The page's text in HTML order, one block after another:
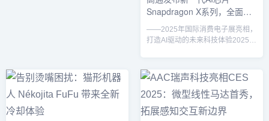
人生活中的得力助手，能够管理日
决策建议，使日常...
Snapdragon X系列，全面赋
能PC、汽车与智能家居
——2025年国际消费电子展亮相，
打造AI驱动的未来科技体验2025年
子展（CES 2025）上展示了其最
新的技术创新，特别是推出了全新
的Snapdragon X系列AI芯片。此
次展会不仅展示了高通在PC、汽
车、智能家居等领域的最新技术进